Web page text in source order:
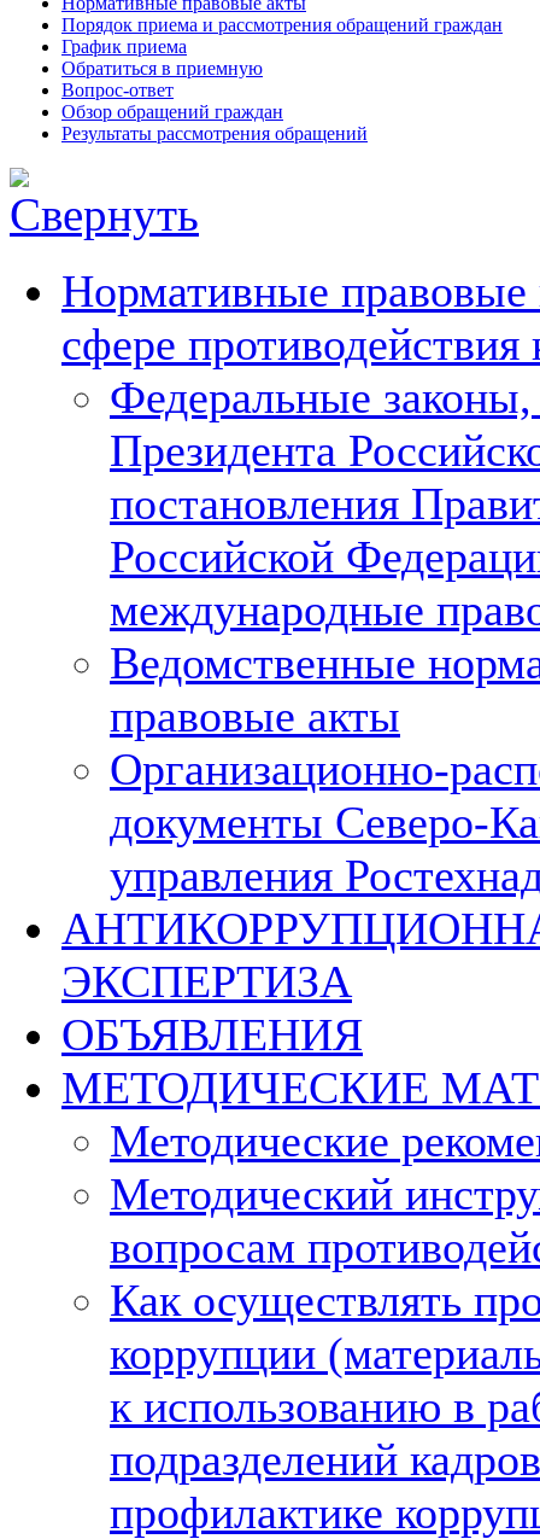
Порядок приема и рассмотрения обращений граждан
График приема
Обратиться в приемную
Вопрос-ответ
Обзор обращений граждан
Результаты рассмотрения обращений
Нормативные
сфере противодействия
Федеральные
Президента
постановления
Российской
международные
Ведомственные
правовые акты
Организационно-
документы Северо-
управления
ЭКСПЕРТИЗА
ОБЪЯВЛЕНИЯ
МЕТОДИЧЕСКИЕ
Методические
Методический
вопросам
Как осуществлять
коррупции
к использованию в
подразделений
профилактике